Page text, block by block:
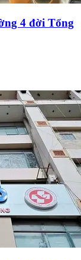
4 đời Tổng